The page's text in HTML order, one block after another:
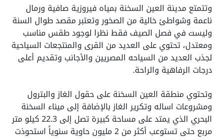
وتتمتع مدينة العين السخنة بمياه فيروزية صافية ورمال
ناعمة وشواطئ خالية من الصخور وتعتبر مقصد طوال السنة
وليست في فصل الصيف فقط نظرا لوجود طقس مناسب
ومعتدل، تحتوي على العديد من القرى والمنتجعات السياحية
لجذب العديد من السياحه المصريين والأجانب وتقديم أعلى
درجات الرفاهية والراحة.
وتحتوي منطقة العين السخنة على حقول الغاز والبترول
ومشروعات اساله وتكرير الغاز بالإضافة إلى ميناء السخنة
البحري الذي يمتد على مساحة كبيرة تصل إلى 22.3 كيلو متر
مربع حتى تستوعب أكثر من 2 مليون حاوية سنوياً استحوذت